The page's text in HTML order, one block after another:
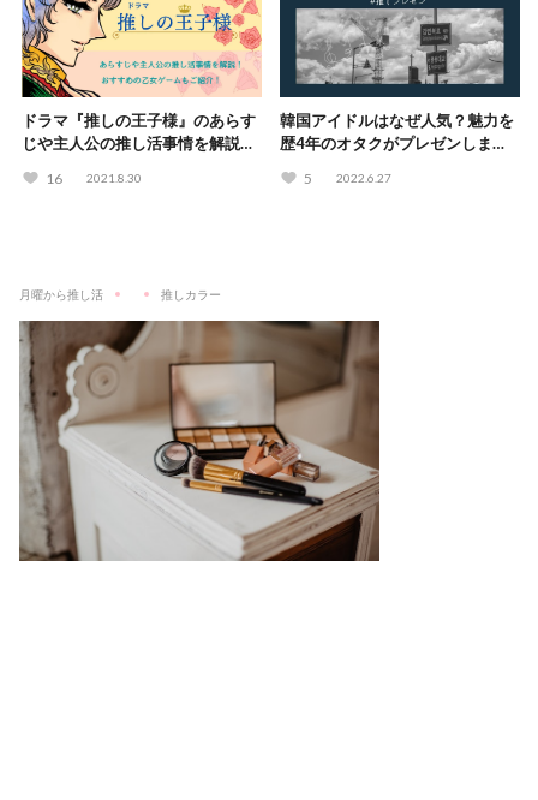
ドラマ『推しの王子様』のあらす
じや主人公の推し活事情を解説！
16 2021.8.30
韓国アイドルはなぜ人気？魅力を
歴4年のオタクがプレゼンしま
5 2022.6.27
月曜から推し活 推しカラー